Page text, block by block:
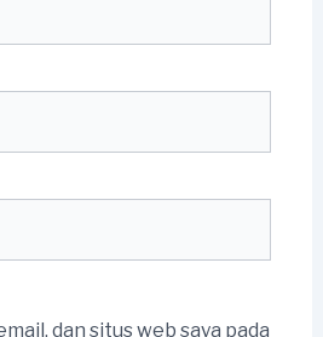
dan situs web saya pada